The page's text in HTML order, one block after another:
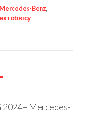
Mercedes-Benz,
обвісу
2024+ Mercedes-